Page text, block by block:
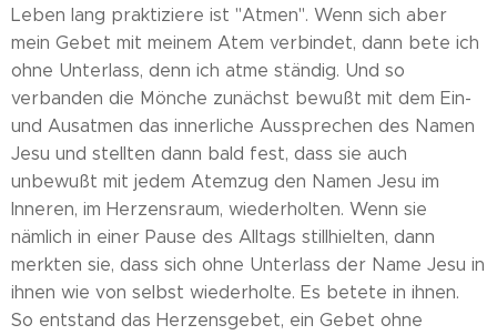
Leben lang praktiziere ist "Atmen". Wenn sich aber
mein Gebet mit meinem Atem verbindet, dann bete ich
ohne Unterlass, denn ich atme ständig. Und so
verbanden die Mönche zunächst bewußt mit dem Ein-
und Ausatmen das innerliche Aussprechen des Namen
Jesu und stellten dann bald fest, dass sie auch
unbewußt mit jedem Atemzug den Namen Jesu im
Inneren, im Herzensraum, wiederholten. Wenn sie
nämlich in einer Pause des Alltags stillhielten, dann
merkten sie, dass sich ohne Unterlass der Name Jesu in
ihnen wie von selbst wiederholte. Es betete in ihnen.
So entstand das Herzensgebet, ein Gebet ohne